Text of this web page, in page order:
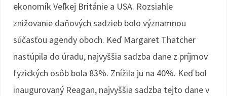
ekonomík Veľkej Británie a USA. Rozsiahle
znižovanie daňových sadzieb bolo významnou
súčasťou agendy oboch. Keď Margaret Thatcher
nastúpila do úradu, najvyššia sadzba dane z príjmov
fyzických osôb bola 83%. Znížila ju na 40%. Keď bol
inaugurovaný Reagan, najvyššia sadzba tejto dane v